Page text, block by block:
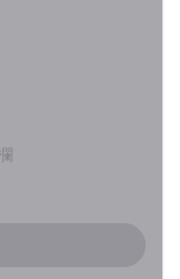
的路徑，